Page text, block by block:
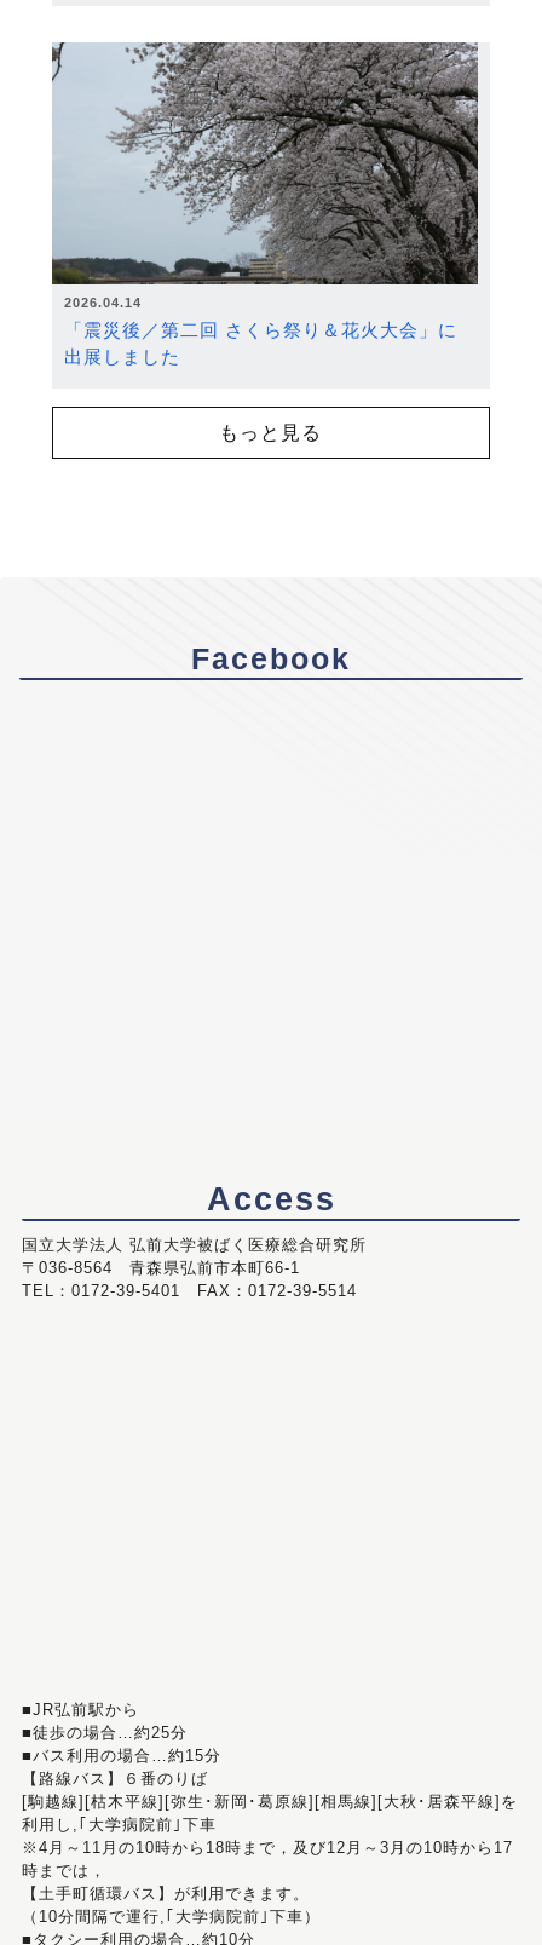
2026.04.14
「震災後／第二回 さくら祭り＆花火大会」に
出展しました
もっと見る
Facebook
Access
国立大学法人 弘前大学被ばく医療総合研究所
〒036-8564 青森県弘前市本町66-1
TEL：0172-39-5401 FAX：0172-39-5514
■JR弘前駅から
■徒歩の場合…約25分
■バス利用の場合…約15分
【路線バス】６番のりば
[駒越線][枯木平線][弥生･新岡･葛原線][相馬線][大秋･居森平線]を
利用し,｢大学病院前｣下車
※4月～11月の10時から18時まで，及び12月～3月の10時から17
時までは，
【土手町循環バス】が利用できます。
（10分間隔で運行,｢大学病院前｣下車）
■タクシー利用の場合…約10分